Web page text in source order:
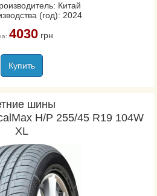
Китай
(год): 2024
4030грн
Купить
шины
H/P 255/45 R19 104W
XL